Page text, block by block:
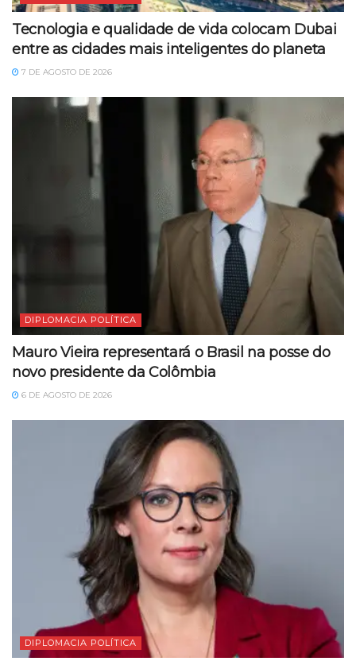
Tecnologia e qualidade de vida colocam Dubai
entre as cidades mais inteligentes do planeta
7 DE AGOSTO DE 2026
DIPLOMACIA POLÍTICA
Mauro Vieira representará o Brasil na posse do
novo presidente da Colômbia
6 DE AGOSTO DE 2026
DIPLOMACIA POLÍTICA